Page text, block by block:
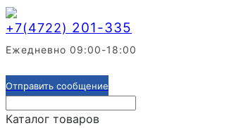
+7(4722) 201-335
Ежедневно 09:00-18:00
Отправить сообщение
Каталог товаров